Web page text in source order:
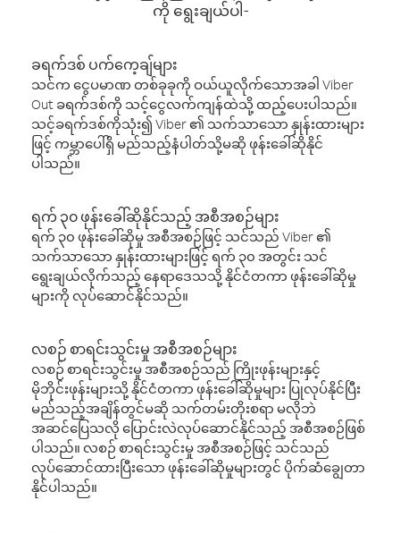
ကို ရွေးချယ်ပါ-
ခရက်ဒစ် ပက်ကေ့ချ်များ
သင်က ငွေပမာဏ တစ်ခုခုကို ဝယ်ယူလိုက်သောအခါ Viber
Out ခရက်ဒစ်ကို သင့်ငွေလက်ကျန်ထဲသို့ ထည့်ပေးပါသည်။
သင့်ခရက်ဒစ်ကိုသုံး၍ Viber ၏ သက်သာသော နှုန်းထားများ
ဖြင့် ကမ္ဘာပေါ်ရှိ မည်သည့်နံပါတ်သို့မဆို ဖုန်းခေါ်ဆိုနိုင်
ပါသည်။
ရက် ၃၀ ဖုန်းခေါ်ဆိုနိုင်သည့် အစီအစဉ်များ
ရက် ၃၀ ဖုန်းခေါ်ဆိုမှု အစီအစဉ်ဖြင့် သင်သည် Viber ၏
သက်သာသော နှုန်းထားများဖြင့် ရက် ၃၀ အတွင်း သင်
ရွေးချယ်လိုက်သည့် နေရာဒေသသို့ နိုင်ငံတကာ ဖုန်းခေါ်ဆိုမှု
များကို လုပ်ဆောင်နိုင်သည်။
လစဉ် စာရင်းသွင်းမှု အစီအစဉ်များ
လစဉ် စာရင်းသွင်းမှု အစီအစဉ်သည် ကြိုးဖုန်းများနှင့်
မိုဘိုင်းဖုန်းများသို့ နိုင်ငံတကာ ဖုန်းခေါ်ဆိုမှုများ ပြုလုပ်နိုင်ပြီး
မည်သည့်အချိန်တွင်မဆို သက်တမ်းတိုးစရာ မလိုဘဲ
အဆင်ပြေသလို ပြောင်းလဲလုပ်ဆောင်နိုင်သည့် အစီအစဉ်ဖြစ်
ပါသည်။ လစဉ် စာရင်းသွင်းမှု အစီအစဉ်ဖြင့် သင်သည်
လုပ်ဆောင်ထားပြီးသော ဖုန်းခေါ်ဆိုမှုများတွင် ပိုက်ဆံချွေတာ
နိုင်ပါသည်။